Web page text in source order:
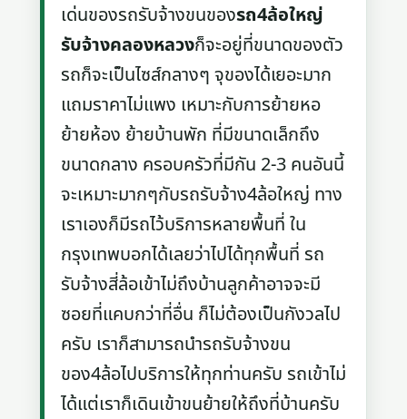
เด่นของรถรับจ้างขนของรถ4ล้อใหญ่
รับจ้างคลองหลวงก็จะอยู่ที่ขนาดของตัว
รถก็จะเป็นไซส์กลางๆ จุของได้เยอะมาก
แถมราคาไม่แพง เหมาะกับการย้ายหอ
ย้ายห้อง ย้ายบ้านพัก ที่มีขนาดเล็กถึง
ขนาดกลาง ครอบครัวที่มีกัน 2-3 คนอันนี้
จะเหมาะมากๆกับรถรับจ้าง4ล้อใหญ่ ทาง
เราเองก็มีรถไว้บริการหลายพื้นที่ ใน
กรุงเทพบอกได้เลยว่าไปได้ทุกพื้นที่ รถ
รับจ้างสี่ล้อเข้าไม่ถึงบ้านลูกค้าอาจจะมี
ซอยที่แคบกว่าที่อื่น ก็ไม่ต้องเป็นกังวลไป
ครับ เราก็สามารถนำรถรับจ้างขน
ของ4ล้อไปบริการให้ทุกท่านครับ รถเข้าไม่
ได้แต่เราก็เดินเข้าขนย้ายให้ถึงที่บ้านครับ